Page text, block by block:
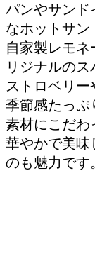
パンやサンド
なホットサン
自家製レモ
リジナルのス
ストロベリ
季節感たっぷ
素材にこだわ
華やかで美味
のも魅力です